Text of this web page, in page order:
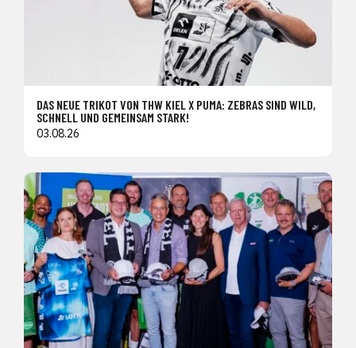
DAS NEUE TRIKOT VON THW KIEL X PUMA: ZEBRAS SIND WILD,
SCHNELL UND GEMEINSAM STARK!
03.08.26